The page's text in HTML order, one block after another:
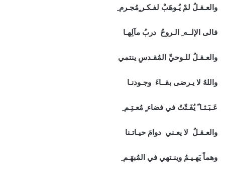
والعـقـلُ لمْ يُـوهَبْ لفـكـر ٍمُجـرم ِ
فالى الإلــه ِ الـروحُ دربُ مآلِهـا
والعـقـلُ للـوحيِّ المُقـدسِ ينتمي
واللهُ لا يـرضى بقــاءَ وجـودنـا
عَـبَـثـا ً يُفَـتّتُ في فضاء ٍ مُعـتِـم ِ
والعـقـلُ لا يعـني دوامَ حيـاتـنا
وهماً يَهـيـمُ وينـتهي في المُبهَـم ِ